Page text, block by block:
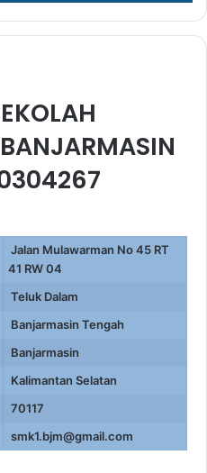
Jalan Mulawarman No 45 RT
41 RW 04
Teluk Dalam
Banjarmasin Tengah
Banjarmasin
Kalimantan Selatan
70117
smk1.bjm@gmail.com